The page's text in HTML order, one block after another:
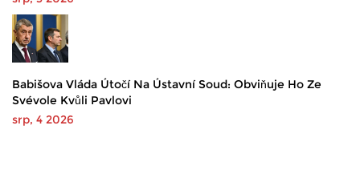
Babišova Vláda Útočí Na Ústavní Soud: Obviňuje Ho Ze
Svévole Kvůli Pavlovi
srp, 4 2026